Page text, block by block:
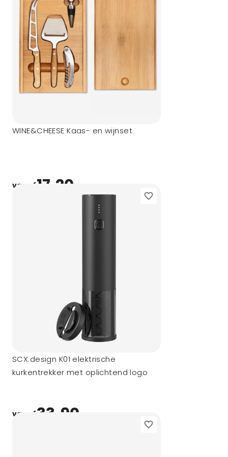
WINE&CHEESE Kaas- en wijnset
vanaf17,20
SCX.design K01 elektrische
kurkentrekker met oplichtend logo
vanaf33,90